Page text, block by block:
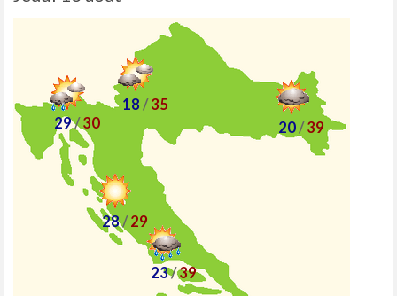
20/ 39
23/39
18 / 35
29/ 30
28/ 29